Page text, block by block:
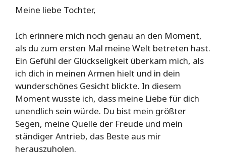
Meine liebe Tochter,
Ich erinnere mich noch genau an den Moment,
als du zum ersten Mal meine Welt betreten hast.
Ein Gefühl der Glückseligkeit überkam mich, als
ich dich in meinen Armen hielt und in dein
wunderschönes Gesicht blickte. In diesem
Moment wusste ich, dass meine Liebe für dich
unendlich sein würde. Du bist mein größter
Segen, meine Quelle der Freude und mein
ständiger Antrieb, das Beste aus mir
herauszuholen.